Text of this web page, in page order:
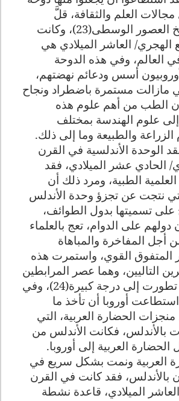
العلم والثقافة، قلَّ
نظيرها في تاريخ العصور الوسطى(23)، وكانت
الهجري/ العاشر الميلادي هي
العالم، وفي هذه الدوحة
أسس ودعائم نهضتهم،
مازالت مستمرة باضطراد ونجاح
الطب من أهم علوم هذه
علوم الهندسة بمختلف
الزراعة والطبيعة وما إلى ذلك.
الوحدة الأندلسية في القرن
الحادي عشر الميلادي، فقد
الطبية، ومرد ذلك أن
نتجت عن تجزؤ وحدة الأندلس
تسميتها بدول الطوائف،
على الدوام، تعج بالعلماء
أجل المفاخرة والمباهاة
المتفوق القوي، واستمرت هذه
التاليين، وهما عصر المرابطين
والموحدين، بل تطورت إلى درجة كبيرة(24)، وفي
أوروبا أن تأخذ ما
الحضارة العربية، التي
بالأندلس، فكانت الأندلس من
الحضارة العربية إلى أوروبا.
العربية ونمت بشكل سريع في
بالأندلس، فقد كانت في القرن
الميلادي، قاعدة نشطة